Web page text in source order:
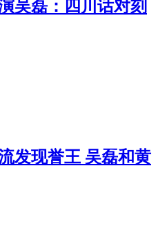
吴磊：四川话对刻
发现誉王 吴磊和黄